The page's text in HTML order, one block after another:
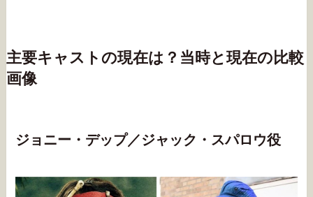
主要キャストの現在は？当時と現在の比較
画像
ジョニー・デップ／ジャック・スパロウ役